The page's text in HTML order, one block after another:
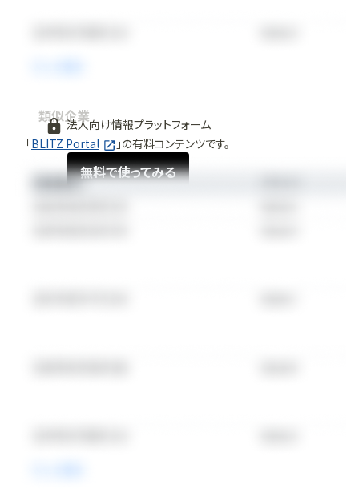
法人向け情報プラットフォーム
「BLITZ Portal 」の有料コンテンツです。
無料で使ってみる
類似企業